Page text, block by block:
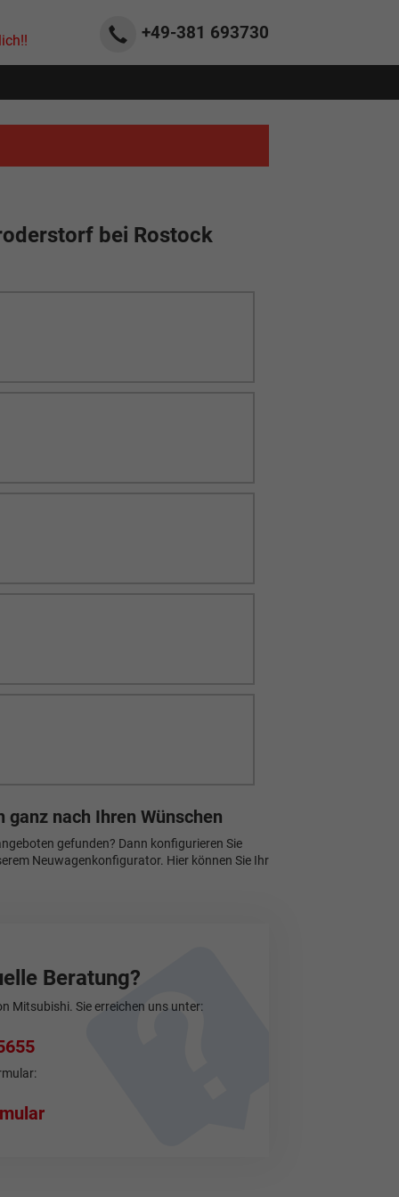
+49-381 693730
bei Rostock
nach Ihren Wünschen
gefunden? Dann konfigurieren Sie
Neuwagenkonfigurator. Hier können Sie Ihr
Beratung?
Mitsubishi. Sie erreichen uns unter: